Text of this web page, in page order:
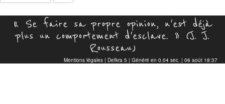
« Se faire sa propre opinion, n'est déjà
plus un comportement d'esclave. » (J. J.
Rousseau)
Mentions légales | Defkra 5 | Généré en 0.04 sec. | 06 août 18:37